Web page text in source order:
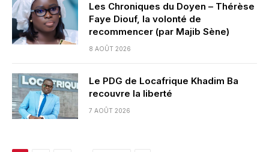
Les Chroniques du Doyen – Thérèse
Faye Diouf, la volonté de
recommencer (par Majib Sène)
8 AOÛT 2026
Le PDG de Locafrique Khadim Ba
recouvre la liberté
7 AOÛT 2026